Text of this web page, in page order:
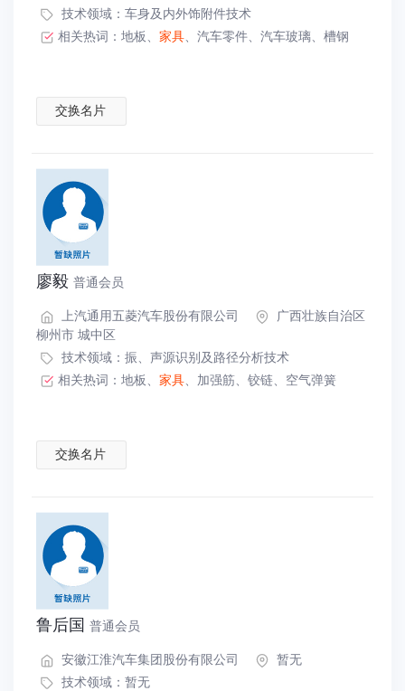
技术领域： 车身及内外饰附件技术
相关热词： 地板 、 家具、 汽车零件、 汽车玻璃、 槽钢
交换名片
廖毅 普通会员
上汽通用五菱汽车股份有限公司
广西壮族自治区
柳州市 城中区
技术领域： 振、声源识别及路径分析技术
相关热词： 地板 、 家具、 加强筋、 铰链、 空气弹簧
交换名片
鲁后国 普通会员
安徽江淮汽车集团股份有限公司
暂无
技术领域：暂无